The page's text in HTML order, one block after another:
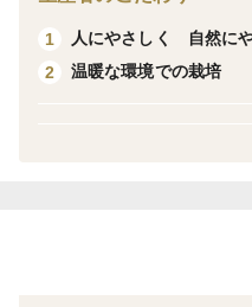
います！
美味しい期間が短いため
1
人にやさしく 自然に
2
温暖な環境での栽培